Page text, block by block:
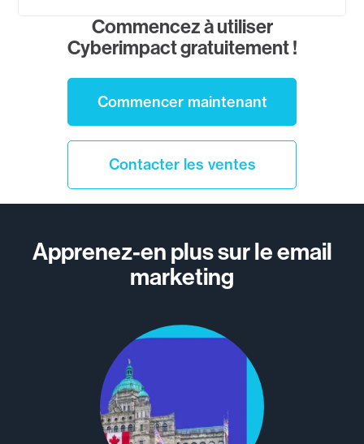
Commencez à utiliser
Cyberimpact gratuitement !
Commencer maintenant
Contacter les ventes
Apprenez-en plus sur le email
marketing